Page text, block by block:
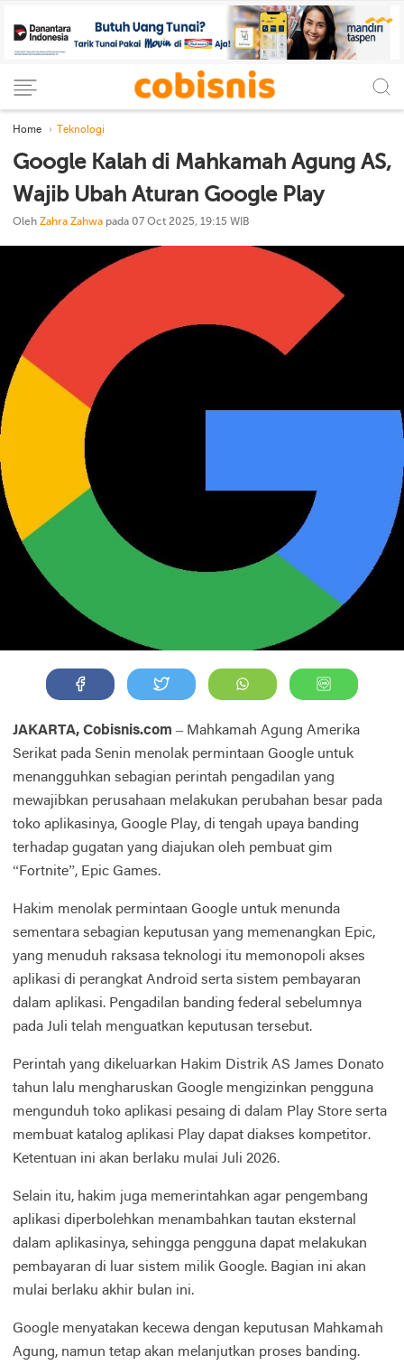
Home Teknologi
Google Kalah di Mahkamah Agung AS,
Wajib Ubah Aturan Google Play
Oleh Zahra Zahwa pada 07 Oct 2025, 19:15 WIB
JAKARTA, Cobisnis.com – Mahkamah Agung Amerika
Serikat pada Senin menolak permintaan Google untuk
menangguhkan sebagian perintah pengadilan yang
mewajibkan perusahaan melakukan perubahan besar pada
toko aplikasinya, Google Play, di tengah upaya banding
terhadap gugatan yang diajukan oleh pembuat gim
“Fortnite”, Epic Games.
Hakim menolak permintaan Google untuk menunda
sementara sebagian keputusan yang memenangkan Epic,
yang menuduh raksasa teknologi itu memonopoli akses
aplikasi di perangkat Android serta sistem pembayaran
dalam aplikasi. Pengadilan banding federal sebelumnya
pada Juli telah menguatkan keputusan tersebut.
Perintah yang dikeluarkan Hakim Distrik AS James Donato
tahun lalu mengharuskan Google mengizinkan pengguna
mengunduh toko aplikasi pesaing di dalam Play Store serta
membuat katalog aplikasi Play dapat diakses kompetitor.
Ketentuan ini akan berlaku mulai Juli 2026.
Selain itu, hakim juga memerintahkan agar pengembang
aplikasi diperbolehkan menambahkan tautan eksternal
dalam aplikasinya, sehingga pengguna dapat melakukan
pembayaran di luar sistem milik Google. Bagian ini akan
mulai berlaku akhir bulan ini.
Google menyatakan kecewa dengan keputusan Mahkamah
Agung, namun tetap akan melanjutkan proses banding.